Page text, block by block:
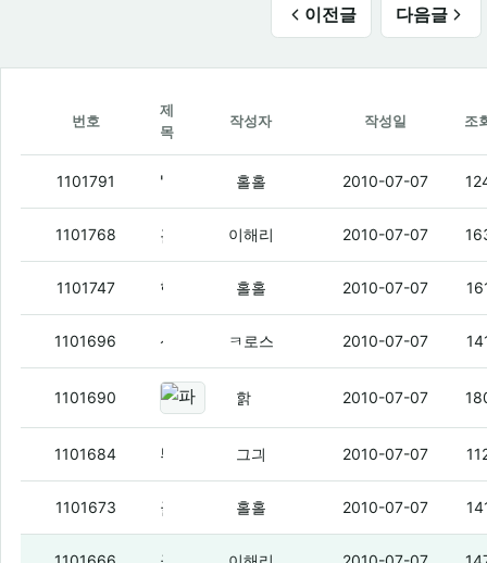
이전글 다음글
번호
제
목
작성자 작성일 조
1101791 홀홀 2010-07-07
1101768 (1)
이해리 2010-07-07
1101747 홀홀 2010-07-07
1101696 ㅋ로스 2010-07-07
1101690 파오리야 자격증 ㅇㅇ(7)
핡 2010-07-07
1101684 그긔 2010-07-07
1101673 홀홀 2010-07-07